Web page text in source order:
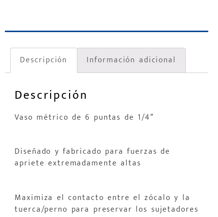
Descripción Información adicional
Descripción
Vaso métrico de 6 puntas de 1/4″
Diseñado y fabricado para fuerzas de
apriete extremadamente altas
Maximiza el contacto entre el zócalo y la
tuerca/perno para preservar los sujetadores